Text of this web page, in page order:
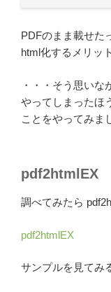
PDFのまま載せた
html化するメリッ
・・・そう思い
やってしまったほ
ことをやってみま
pdf2htmlEX
調べてみたら
pdf2htmlEX
サンプルを見てみ